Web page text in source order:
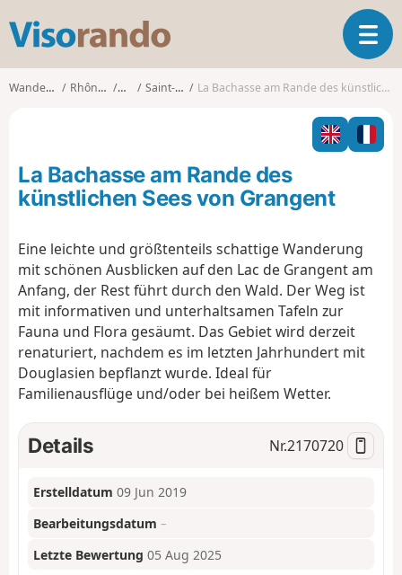
s
o
o
T
o
g
l
n
t
Wanderungen Rhône-Alpes LoireSaint-Étienne La Bachasse am Rande des künstlichen Sees von Grangent
La Bachasse am Rande des
künstlichen Sees von Grangent
Eine leichte und größtenteils schattige Wanderung
mit schönen Ausblicken auf den Lac de Grangent am
Anfang, der Rest führt durch den Wald. Der Weg ist
mit informativen und unterhaltsamen Tafeln zur
Fauna und Flora gesäumt. Das Gebiet wird derzeit
renaturiert, nachdem es im letzten Jahrhundert mit
Douglasien bepflanzt wurde. Ideal für
Familienausflüge und/oder bei heißem Wetter.
Details Nr.2170720
Erstelldatum 09 Jun 2019
Bearbeitungsdatum –
Letzte Bewertung 05 Aug 2025